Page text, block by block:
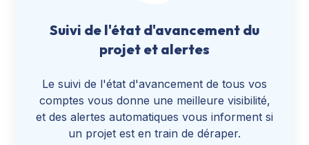
Suivi de l'état d'avancement du
projet et alertes
Le suivi de l'état d'avancement de tous vos
comptes vous donne une meilleure visibilité,
et des alertes automatiques vous informent si
un projet est en train de déraper.